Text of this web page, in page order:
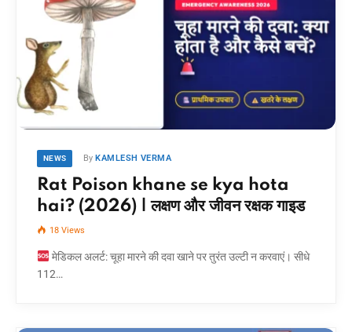
NEWS By KAMLESH VERMA
Rat Poison khane se kya hota
hai? (2026) | लक्षण और जीवन रक्षक गाइड
18 Views
मेडिकल अलर्ट: चूहा मारने की दवा खाने पर तुरंत उल्टी न करवाएं। सीधे
112…